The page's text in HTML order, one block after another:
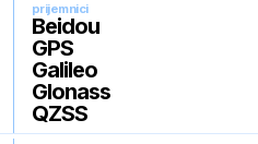
prijemnici
Beidou
GPS
Galileo
Glonass
QZSS